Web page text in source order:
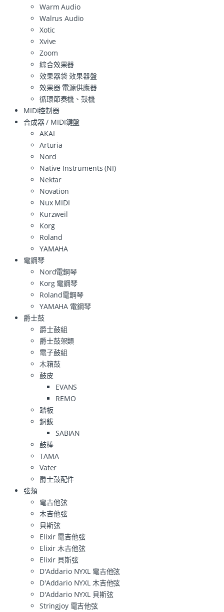
Warm Audio
Walrus Audio
Xotic
Xvive
Zoom
綜合效果器
效果器袋 效果器盤
效果器 電源供應器
循環節奏機、鼓機
MIDI控制器
合成器 / MIDI鍵盤
AKAI
Arturia
Nord
Native Instruments (NI)
Nektar
Novation
Nux MIDI
Kurzweil
Korg
Roland
YAMAHA
電鋼琴
Nord電鋼琴
Korg 電鋼琴
Roland電鋼琴
YAMAHA 電鋼琴
爵士鼓
爵士鼓組
爵士鼓架類
電子鼓組
木箱鼓
鼓皮
EVANS
REMO
踏板
銅鈸
SABIAN
鼓棒
TAMA
Vater
爵士鼓配件
弦類
電吉他弦
木吉他弦
貝斯弦
Elixir 電吉他弦
Elixir 木吉他弦
Elixir 貝斯弦
D'Addario NYXL 電吉他弦
D'Addario NYXL 木吉他弦
D'Addario NYXL 貝斯弦
Stringjoy 電吉他弦